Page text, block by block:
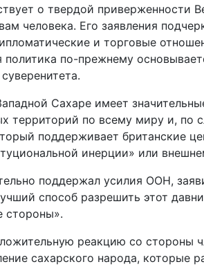
о твердой приверженности
человека. Его заявления
и торговые
политика по-прежнему
Сахаре имеет
территорий по всему миру и, по
поддерживает британские
инерции» или
поддержал усилия ООН,
способ разрешить этот
стороны».
реакцию со стороны
сахарского народа, которые